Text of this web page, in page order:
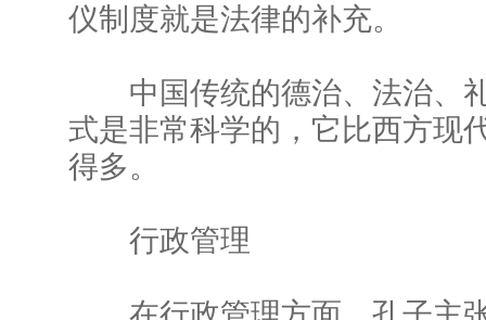
仪制度就是法律的补充。
中国传统的德治、法治、
式是非常科学的，它比西方现
得多。
行政管理